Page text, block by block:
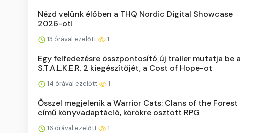
Nézd velünk élőben a THQ Nordic Digital Showcase
2026-ot!
13 órával ezelőtt 1
Egy felfedezésre összpontosító új trailer mutatja be a
S.T.A.L.K.E.R. 2 kiegészítőjét, a Cost of Hope-ot
14 órával ezelőtt 1
Ősszel megjelenik a Warrior Cats: Clans of the Forest
című könyvadaptáció, körökre osztott RPG
16 órával ezelőtt 1